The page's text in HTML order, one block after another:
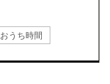
おうち時間